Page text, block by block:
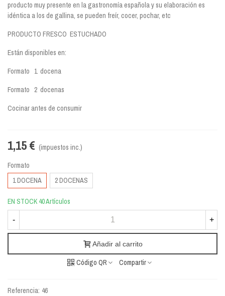
producto muy presente en la gastronomía española y su elaboración es
idéntica a los de gallina, se pueden freír, cocer, pochar, etc
PRODUCTO FRESCO ESTUCHADO
Están disponibles en:
Formato 1 docena
Formato 2 docenas
Cocinar antes de consumir
1,15 € (impuestos inc.)
Formato
1 DOCENA
2 DOCENAS
EN STOCK 40 Artículos
- +
Añadir al carrito
Código QR Compartir
Referencia: 46